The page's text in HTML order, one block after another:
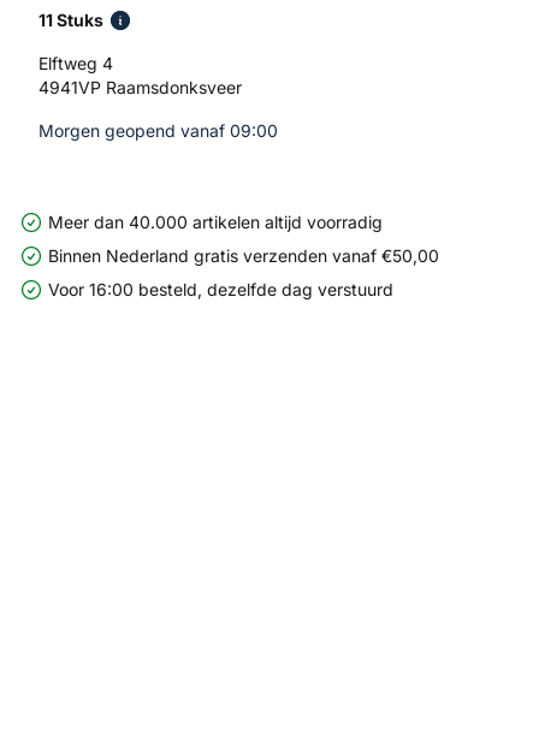
11 Stuks
Elftweg 4
4941VP Raamsdonksveer
Morgen geopend vanaf 09:00
Meer dan 40.000 artikelen altijd voorradig
Binnen Nederland gratis verzenden vanaf €50,00
Voor 16:00 besteld, dezelfde dag verstuurd